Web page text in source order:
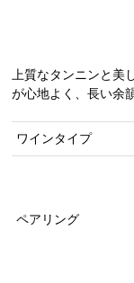
上質なタンニンと美
が心地よく、長い余
ワインタイプ
ペアリング